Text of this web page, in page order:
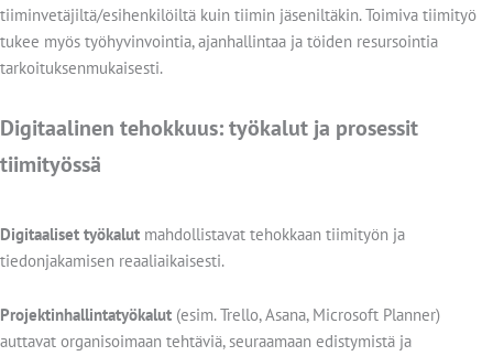
tiiminvetäjiltä/esihenkilöiltä kuin tiimin jäseniltäkin. Toimiva tiimityö
tukee myös työhyvinvointia, ajanhallintaa ja töiden resursointia
tarkoituksenmukaisesti.
Digitaalinen tehokkuus: työkalut ja prosessit
tiimityössä
Digitaaliset työkalut mahdollistavat tehokkaan tiimityön ja
tiedonjakamisen reaaliaikaisesti.
Projektinhallintatyökalut (esim. Trello, Asana, Microsoft Planner)
auttavat organisoimaan tehtäviä, seuraamaan edistymistä ja